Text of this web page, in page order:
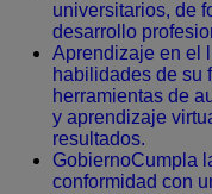
universitarios, de
desarrollo
Aprendizaje en el
habilidades de su
herramientas de
y aprendizaje
resultados.
GobiernoCumpla
conformidad con